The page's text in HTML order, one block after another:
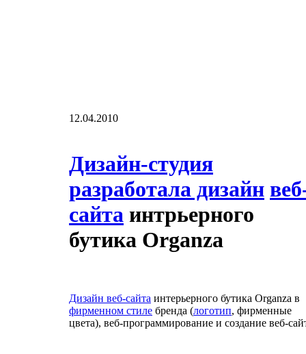
12.04.2010
Дизайн-студия
разработала дизайн
сайта интрьерного
бутика Organza
Дизайн веб-сайта интерьерного бутика Organza в
фирменном стиле бренда (логотип, фирменные
цвета), веб-программирование и создание веб-